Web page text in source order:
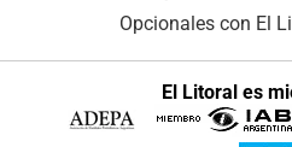
Opcionales con El
El Litoral es